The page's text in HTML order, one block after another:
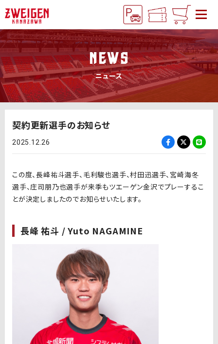
NEWS
ニュース
契約更新選手のお知らせ
2025.12.26
この度、長峰祐斗選手、毛利駿也選手、村田迅選手、宮崎海冬
選手、庄司朋乃也選手が来季もツエーゲン金沢でプレーするこ
とが決定しましたのでお知らせいたします。
長峰 祐斗 / Yuto NAGAMINE